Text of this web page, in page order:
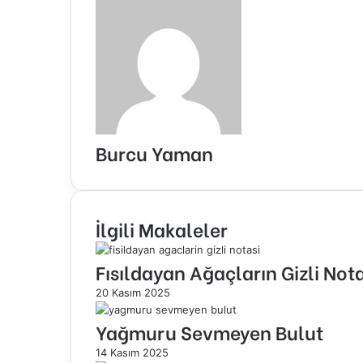
Burcu Yaman
İlgili Makaleler
Fısıldayan Ağaçların Gizli
20 Kasım 2025
Yağmuru Sevmeyen Bulut
14 Kasım 2025